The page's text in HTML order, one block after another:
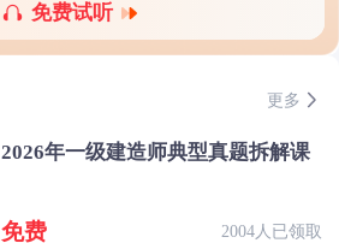
免费试听
更多
2026年一级建造师典型真题拆解课
免费 2004人已领取